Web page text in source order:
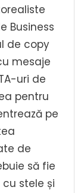
Business
de copy
mesaje
uri de
pentru
pe
de
să fie
stele și